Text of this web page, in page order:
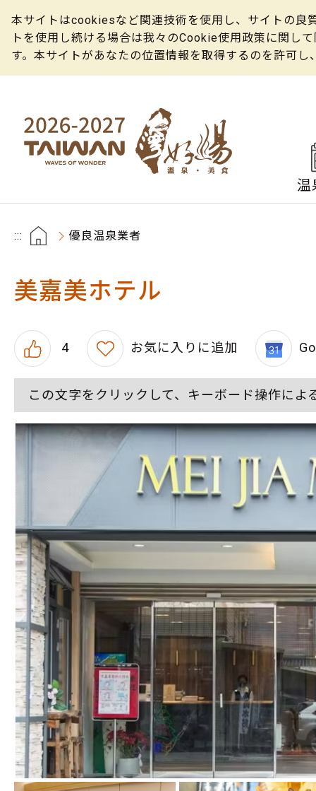
本サイトはcookiesなど関連技術を使用し、サイトの良
トを使用し続ける場合は我々のCookie使用政策に関し
す。本サイトがあなたの位置情報を取得するのを許可
温
::: 優良温泉業者
美嘉美ホテル
4 お気に入りに追加
この文字をクリックして、キーボード操作によ